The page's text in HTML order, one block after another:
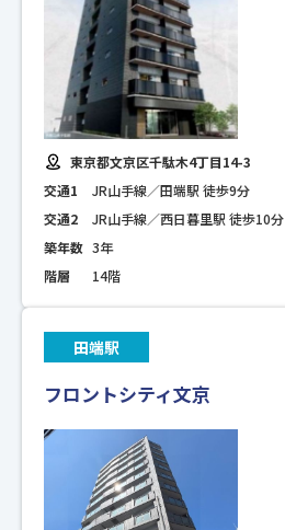
東京都文京区千駄木4丁目14-3
交通1
JR山手線／田端駅 徒歩9分
交通2
JR山手線／西日暮里駅 徒歩10分
築年数 3年
階層
14階
田端駅
フロントシティ文京